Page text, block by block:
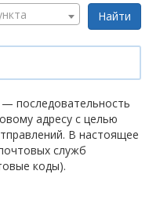
последовательность
адресу с целью
В настоящее
служб
коды).